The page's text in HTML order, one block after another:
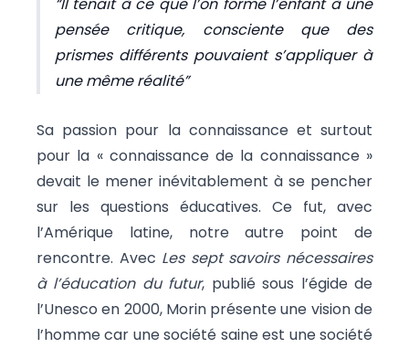
Il tenait à ce que l’on forme l’enfant à une
pensée critique, consciente que des
prismes différents pouvaient s’appliquer à
une même réalité
Sa passion pour la connaissance et surtout
pour la « connaissance de la connaissance »
devait le mener inévitablement à se pencher
sur les questions éducatives. Ce fut, avec
l’Amérique latine, notre autre point de
rencontre. Avec Les sept savoirs nécessaires
à l’éducation du futur, publié sous l’égide de
l’Unesco en 2000, Morin présente une vision de
l’homme car une société saine est une société